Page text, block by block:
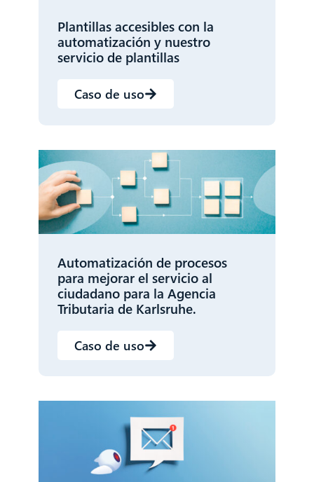
Plantillas accesibles con la
automatización y nuestro
servicio de plantillas
Caso de uso
Automatización de procesos
para mejorar el servicio al
ciudadano para la Agencia
Tributaria de Karlsruhe.
Caso de uso